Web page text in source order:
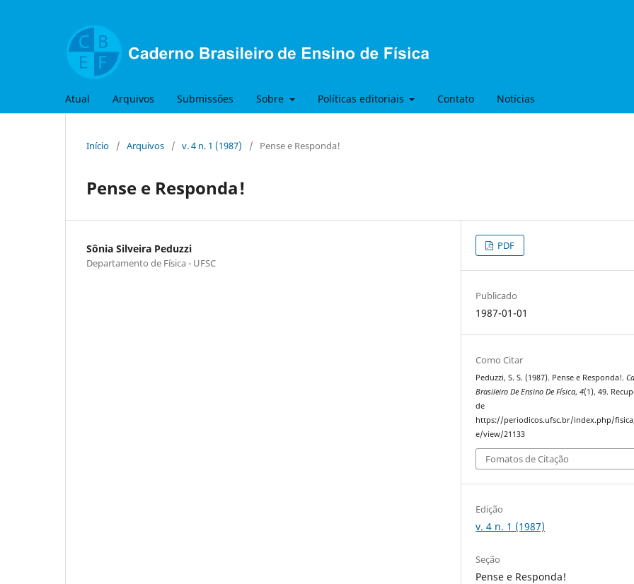
Atual Arquivos Submissões Sobre Políticas editoriais Contato Notícias
Início / Arquivos / v. 4 n. 1 (1987) / Pense e Responda!
Pense e Responda!
Sônia Silveira Peduzzi
Departamento de Física - UFSC
PDF
Publicado
1987-01-01
Como Citar
Peduzzi, S. S. (1987). Pense e Responda!.
Brasileiro De Ensino De Física,4(1), 49.
de
https://periodicos.ufsc.br/index.php/
e/view/21133
Fomatos de Citação
Edição
v. 4 n. 1 (1987)
Seção
Pense e Responda!